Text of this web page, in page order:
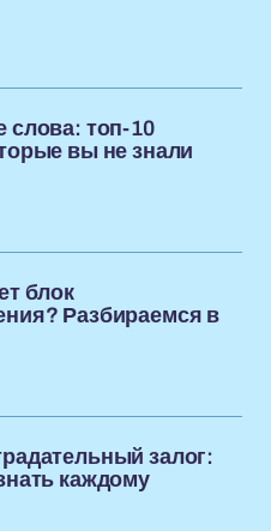
слова: топ-10
вы не знали
блок
Разбираемся в
залог:
каждому